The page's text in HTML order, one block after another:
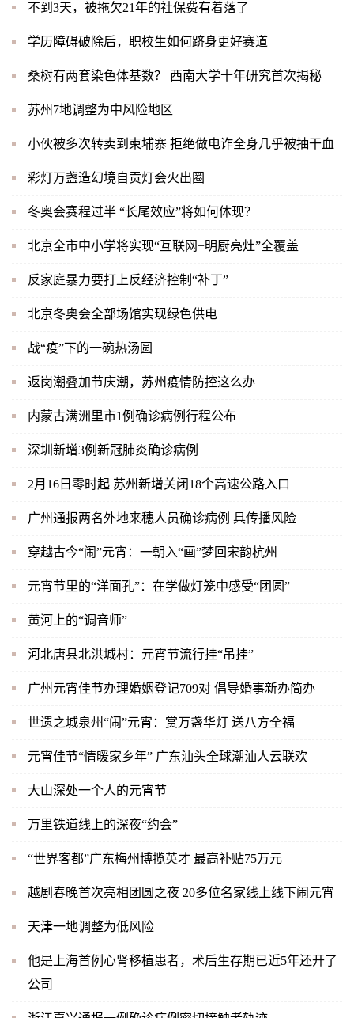
不到3天，被拖欠21年的社保费有着落了
学历障碍破除后，职校生如何跻身更好赛道
桑树有两套染色体基数？ 西南大学十年研究首次揭秘
苏州7地调整为中风险地区
小伙被多次转卖到柬埔寨 拒绝做电诈全身几乎被抽干血
彩灯万盏造幻境自贡灯会火出圈
冬奥会赛程过半 “长尾效应”将如何体现？
北京全市中小学将实现“互联网+明厨亮灶”全覆盖
反家庭暴力要打上反经济控制“补丁”
北京冬奥会全部场馆实现绿色供电
战“疫”下的一碗热汤圆
返岗潮叠加节庆潮，苏州疫情防控这么办
内蒙古满洲里市1例确诊病例行程公布
深圳新增3例新冠肺炎确诊病例
2月16日零时起 苏州新增关闭18个高速公路入口
广州通报两名外地来穗人员确诊病例 具传播风险
穿越古今“闹”元宵：一朝入“画”梦回宋韵杭州
元宵节里的“洋面孔”：在学做灯笼中感受“团圆”
黄河上的“调音师”
河北唐县北洪城村：元宵节流行挂“吊挂”
广州元宵佳节办理婚姻登记709对 倡导婚事新办简办
世遗之城泉州“闹”元宵：赏万盏华灯 送八方全福
元宵佳节“情暖家乡年” 广东汕头全球潮汕人云联欢
大山深处一个人的元宵节
万里铁道线上的深夜“约会”
“世界客都”广东梅州博揽英才 最高补贴75万元
越剧春晚首次亮相团圆之夜 20多位名家线上线下闹元宵
天津一地调整为低风险
他是上海首例心肾移植患者，术后生存期已近5年还开了
公司